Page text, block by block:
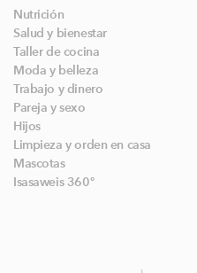
Nutrición
Salud y bienestar
Taller de cocina
Moda y belleza
Trabajo y dinero
Pareja y sexo
Hijos
Limpieza y orden en casa
Mascotas
Isasaweis 360º